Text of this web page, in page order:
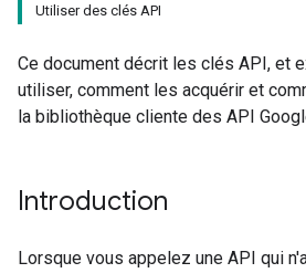
Utiliser des clés API
Ce document décrit les clés API, et
utiliser, comment les acquérir et
la bibliothèque cliente des API
Introduction
Lorsque vous appelez une API qui